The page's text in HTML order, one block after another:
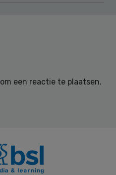
om een reactie te plaatsen.